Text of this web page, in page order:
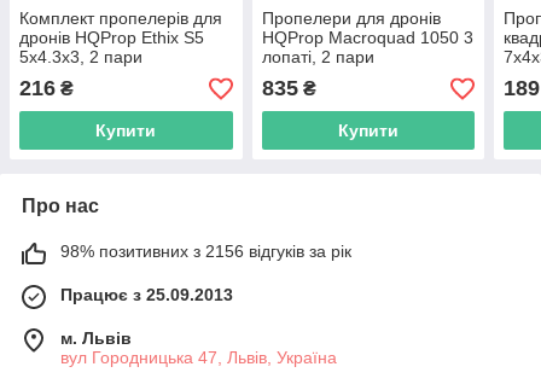
Комплект пропелерів для
дронів HQProp Ethix S5
5х4.3х3, 2 пари
(2хCW+2хCCW) 5", 3.8g,
сірий
216 ₴
Купити
Пропелери для дронів
HQProp Macroquad 1050 3
лопаті, 2 пари
(2хCW+2хCCW) 10",
23.3g, армовані, чорні
835₴
Купити
189
Про нас
98% позитивних з 2156 відгуків за рік
Працює з 25.09.2013
м. Львів
вул Городницька 47, Львів, Україна